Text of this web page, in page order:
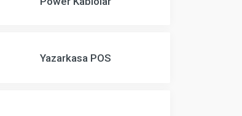
Yazarkasa POS